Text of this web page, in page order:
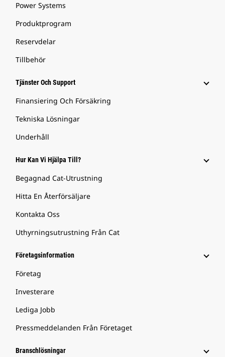
Power Systems
Produktprogram
Reservdelar
Tillbehör
Tjänster Och Support
Finansiering Och Försäkring
Tekniska Lösningar
Underhåll
Hur Kan Vi Hjälpa Till?
Begagnad Cat-Utrustning
Hitta En Återförsäljare
Kontakta Oss
Uthyrningsutrustning Från Cat
Företagsinformation
Företag
Investerare
Lediga Jobb
Pressmeddelanden Från Företaget
Branschlösningar